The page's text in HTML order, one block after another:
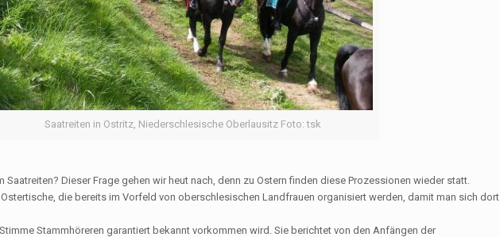
Saatreiten in Ostritz, Niederschlesische Oberlausitz Foto: tsk
Dieser Frage gehen wir heut nach, denn zu Ostern finden diese Prozessionen wieder statt.
die bereits im Vorfeld von oberschlesischen Landfrauen organisiert werden, damit man sich dort
Stammhöreren garantiert bekannt vorkommen wird. Sie berichtet von den Anfängen der